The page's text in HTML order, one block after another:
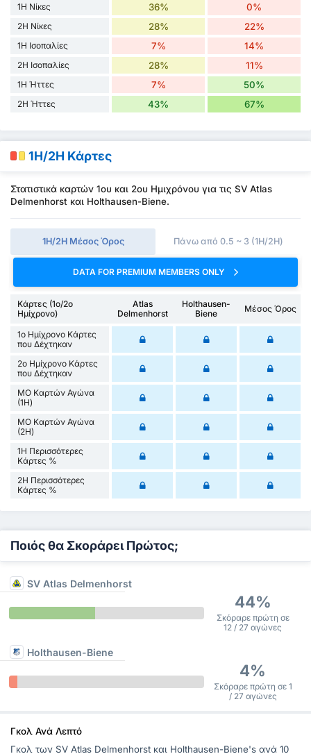
1H Νίκες
36% 0%
2H Νίκες 28% 22%
1H Ισοπαλίες 7% 14%
2H Ισοπαλίες 28% 11%
1H Ήττες 7% 50%
2H Ήττες 43% 67%
1H/2H Κάρτες
Στατιστικά καρτών 1ου και 2ου Ημιχρόνου για τις SV Atlas
Delmenhorst και Holthausen-Biene.
1Η/2Η Μέσος Όρος Πάνω από 0.5 ~ 3 (1H/2H)
DATA FOR PREMIUM MEMBERS ONLY
Κάρτες (1ο/2ο
Ημίχρονο)
Atlas
Delmenhorst
Holthausen-
Biene
Μέσος Όρος
1ο Ημίχρονο Κάρτες
που Δέχτηκαν
2ο Ημίχρονο Κάρτες
που Δέχτηκαν
ΜΟ Καρτών Αγώνα
(1Η)
ΜΟ Καρτών Αγώνα
(2Η)
1Η Περισσότερες
Κάρτες %
2Η Περισσότερες
Κάρτες %
Ποιός θα Σκοράρει Πρώτος;
SV Atlas Delmenhorst
44%
Σκόραρε πρώτη σε
12 / 27 αγώνες
Holthausen-Biene
4%
Σκόραρε πρώτη σε 1
/ 27 αγώνες
Γκολ Ανά Λεπτό
Γκολ των SV Atlas Delmenhorst και Holthausen-Biene's ανά 10